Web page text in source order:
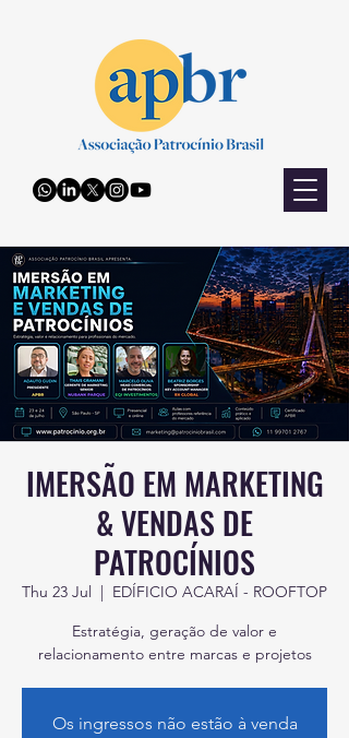
IMERSÃO EM MARKETING
& VENDAS DE
PATROCÍNIOS
Thu 23 Jul
  |
EDÍFICIO ACARAÍ - ROOFTOP
Estratégia, geração de valor e
relacionamento entre marcas e projetos
Os ingressos não estão à venda